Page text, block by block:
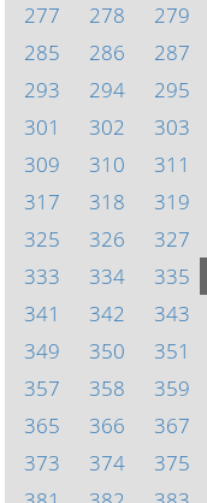
277
278 279
285
286 287
293
294 295
301
302 303
309
310 311
317
318 319
325
326 327
333
334 335
341
342 343
349
350 351
357
358 359
365
366 367
373
374 375